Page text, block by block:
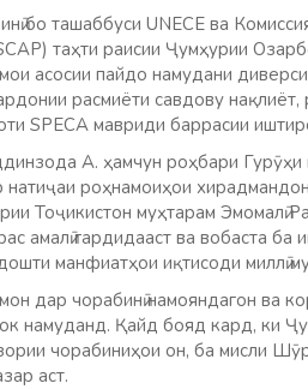
бо ташаббуси UNECE ва
таҳти раисии Ҷумҳурии
асосии пайдо намудани
расмиёти савдову
SPECA мавриди баррасии
А. ҳамчун роҳбари Гурӯҳи
натиҷаи роҳнамоиҳои
Тоҷикистон муҳтарам Эмомалӣ
амалӣ гардидааст ва вобаста
манфиатҳои иқтисоди миллӣ
дар чорабинӣ намояндагон ва
намуданд. Қайд бояд кард, ки
чорабиниҳои он, ба мисли
аст.